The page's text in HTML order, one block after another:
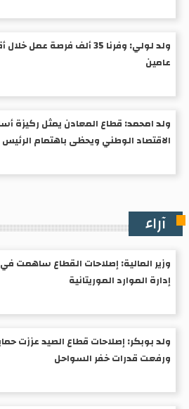
ولد لولي: وفرنا 35 ألف فرصة عمل
عامين
ولد امحمد: قطاع المعادن يمثل ركيزة
الاقتصاد الوطني ويحظى باهتمام
آراء
وزير المالية: إصلاحات القطاع ساهمت
إدارة الموارد الموريتانية
ولد بوبكر: إصلاحات قطاع الصيد عززت
ورفعت قدرات خفر السواحل